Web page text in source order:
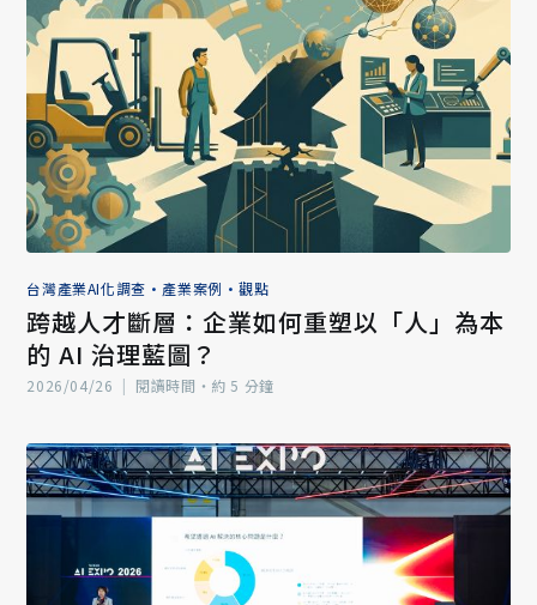
台灣產業AI化調查 • 產業案例 •觀點
跨越人才斷層：企業如何重塑以「人」為本
的 AI 治理藍圖？
2026/04/26 | 閱讀時間‧約 5 分鐘